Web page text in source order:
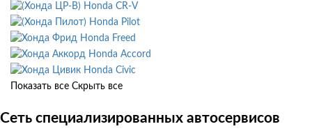
Honda CR-V
Honda Pilot
Honda Freed
Honda Accord
Honda Civic
Показать все Скрыть все
Сеть специализированных автосервисов